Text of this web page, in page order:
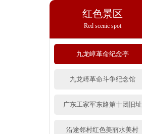
红色景区
Red scenic spot
九龙嶂革命纪念亭
九龙嶂革命斗争纪念馆
广东工家军东路第十团旧址
沿途邻村红色美丽水美村